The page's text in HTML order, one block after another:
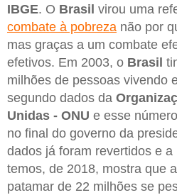
IBGE. O Brasil virou uma
combate à pobreza não por
mas graças a um combate
efetivos. Em 2003, o Brasil
milhões de pessoas vivendo
segundo dados da
Unidas - ONU e esse
no final do governo da
dados já foram revertidos e
temos, de 2018, mostra que
patamar de 22 milhões se